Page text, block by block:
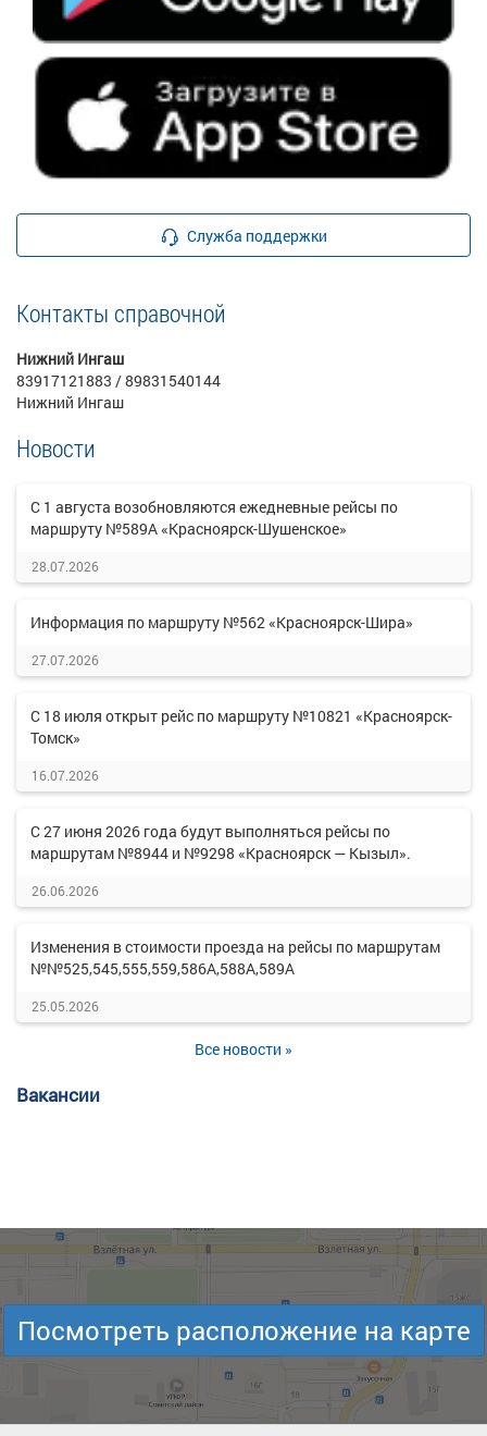
Служба поддержки
Контакты справочной
Нижний Ингаш
83917121883 / 89831540144
Нижний Ингаш
Новости
С 1 августа возобновляются ежедневные рейсы по
маршруту №589А «Красноярск-Шушенское»
28.07.2026
Информация по маршруту №562 «Красноярск-Шира»
27.07.2026
С 18 июля открыт рейс по маршруту №10821 «Красноярск-
Томск»
16.07.2026
С 27 июня 2026 года будут выполняться рейсы по
маршрутам №8944 и №9298 «Красноярск — Кызыл».
26.06.2026
Изменения в стоимости проезда на рейсы по маршрутам
№№525,545,555,559,586А,588А,589А
25.05.2026
Все новости »
Вакансии
Посмотреть расположение на карте